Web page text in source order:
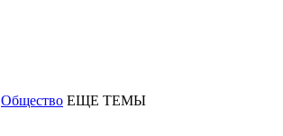
Общество ЕЩЕ ТЕМЫ